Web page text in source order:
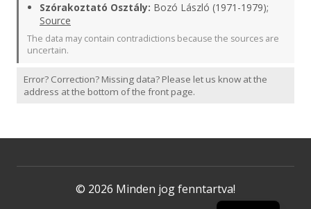
Szórakoztató Osztály: Bozó László (1971-1979);
Source
The data may contain contradictions because the sources are
uncertain.
Error? Correction? Missing data? Please let us know at the
address at the bottom of the front page.
© 2026 Minden jog fenntartva!